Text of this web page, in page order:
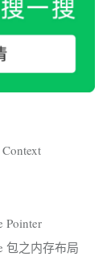
Pointer
包之内存布局